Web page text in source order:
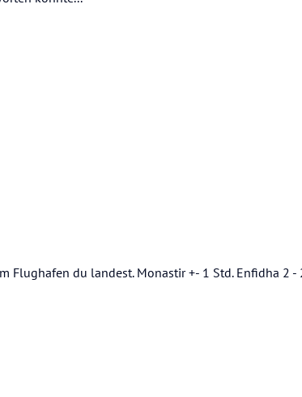
Flughafen du landest. Monastir +- 1 Std. Enfidha 2 -